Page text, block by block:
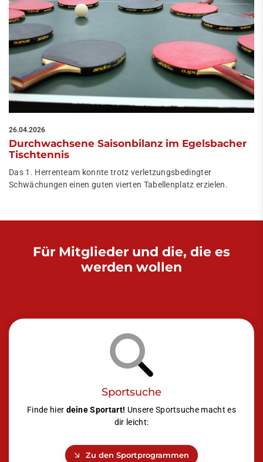
26.04.2026
Durchwachsene Saisonbilanz im Egelsbacher
Tischtennis
Das 1. Herrenteam konnte trotz verletzungsbedingter
Schwächungen einen guten vierten Tabellenplatz erzielen.
Für Mitglieder und die, die es
werden wollen
Sportsuche
Finde hier deine Sportart! Unsere Sportsuche macht es
dir leicht:
Zu den Sportprogrammen